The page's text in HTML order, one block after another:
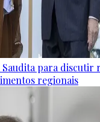
para discutir
regionais